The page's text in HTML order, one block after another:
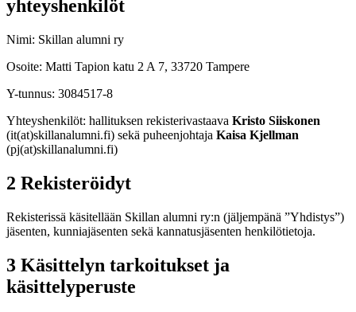
yhteyshenkilöt
Nimi: Skillan alumni ry
Osoite: Matti Tapion katu 2 A 7, 33720 Tampere
Y-tunnus: 3084517-8
Yhteyshenkilöt: hallituksen rekisterivastaava Kristo Siiskonen
(it(at)skillanalumni.fi) sekä puheenjohtaja Kaisa Kjellman
(pj(at)skillanalumni.fi)
2 Rekisteröidyt
Rekisterissä käsitellään Skillan alumni ry:n (jäljempänä ”Yhdistys”)
jäsenten, kunniajäsenten sekä kannatusjäsenten henkilötietoja.
3 Käsittelyn tarkoitukset ja
käsittelyperuste